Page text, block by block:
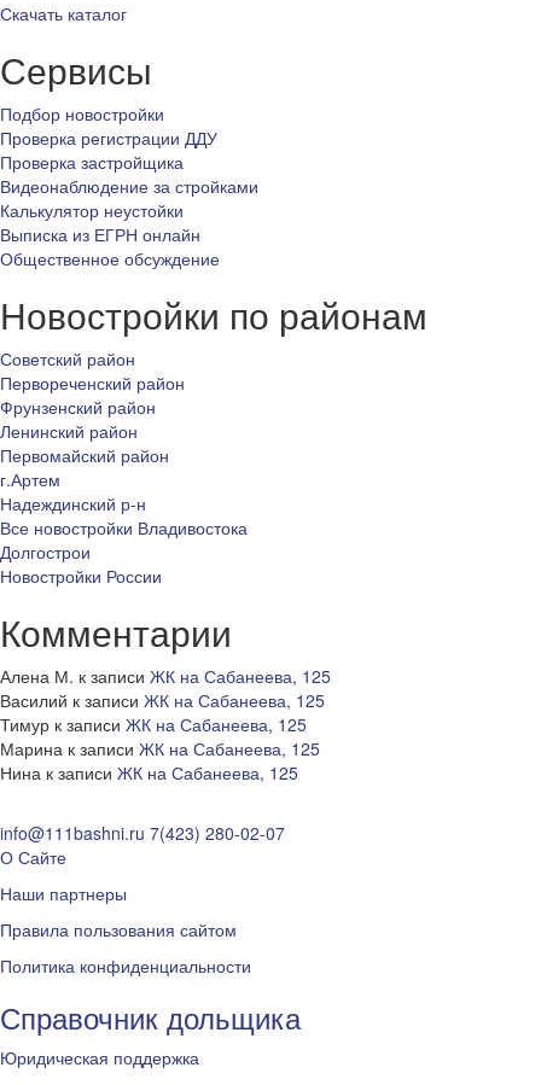
Скачать каталог
Сервисы
Подбор новостройки
Проверка регистрации ДДУ
Проверка застройщика
Видеонаблюдение за стройками
Калькулятор неустойки
Выписка из ЕГРН онлайн
Общественное обсуждение
Новостройки по районам
Советский район
Первореченский район
Фрунзенский район
Ленинский район
Первомайский район
г.Артем
Надеждинский р-н
Все новостройки Владивостока
Долгострои
Новостройки России
Комментарии
Алена М. к записи ЖК на Сабанеева, 125
Василий к записи ЖК на Сабанеева, 125
Тимур к записи ЖК на Сабанеева, 125
Марина к записи ЖК на Сабанеева, 125
Нина к записи ЖК на Сабанеева, 125
info@111bashni.ru 7(423) 280-02-07
О Сайте
Наши партнеры
Правила пользования сайтом
Политика конфиденциальности
Справочник дольщика
Юридическая поддержка